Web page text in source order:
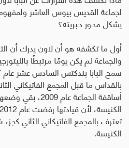
لجماعة القديس بيوس العاشر
يشكل محور حبريته؟
أول ما تكشفه هو أن لاون يدرك أن
والجماعة لم يكن يومًا مرتبطًا
بالقداس ما قبل المجمع الفاتيكاني
أساقفة الجماعة
تعترف بالمجمع الفاتيكاني الثاني
الكنيسة.